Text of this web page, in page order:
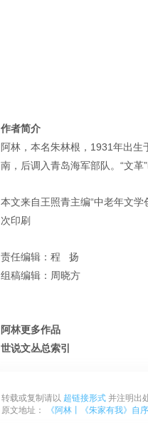
作者简介
阿林，本名朱林根，1931年出
南，后调入青岛海军部队。“文
本文来自王照青主编“中老年文
次印刷
责任编辑：程 扬
组稿编辑：周晓方
阿林更多作品
世说文丛总索引
转载或复制请以 超链接形式 并注明出
原文地址：
《阿林丨《朱家有我》自